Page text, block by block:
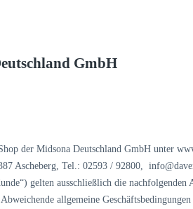
GmbH
der Midsona Deutschland GmbH unter
Ascheberg, Tel.: 02593 / 92800,
gelten ausschließlich die nachfolgenden
allgemeine Geschäftsbedingungen